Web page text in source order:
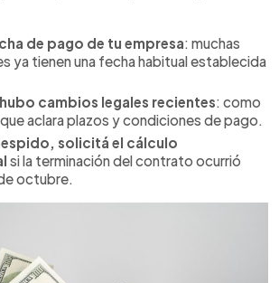
de pago de tu empresa: muchas
ya tienen una fecha habitual establecida
cambios legales recientes: como
aclara plazos y condiciones de pago.
solicitá el cálculo
si la terminación del contrato ocurrió
octubre.